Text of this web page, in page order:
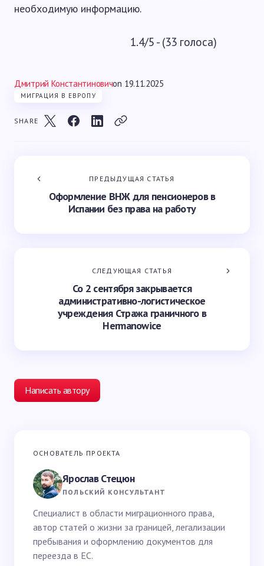
необходимую информацию.
1.4/5 - (33 голоса)
Дмитрий Константиновичon 19.11.2025
МИГРАЦИЯ В ЕВРОПУ
SHARE
ПРЕДЫДУЩАЯ СТАТЬЯ
Оформление ВНЖ для пенсионеров в
Испании без права на работу
СЛЕДУЮЩАЯ СТАТЬЯ
Со 2 сентября закрывается
административно-логистическое
учреждения Стража граничного в
Hermanowice
Написать автору
Ваш адрес email не будет опубликован.
Ваше имя *
Email *
ОСНОВАТЕЛЬ ПРОЕКТА
Ярослав Стецюн
ПОЛЬСКИЙ КОНСУЛЬТАНТ
Специалист в области миграционного права,
автор статей о жизни за границей, легализации
пребывания и оформлению документов для
переезда в ЕС.